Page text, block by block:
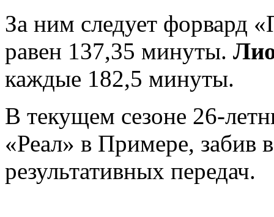
За ним следует
равен 137,35 минуты.
каждые 182,5 минуты.
В текущем сезоне 26-
«Реал» в Примере, забив
результативных передач.